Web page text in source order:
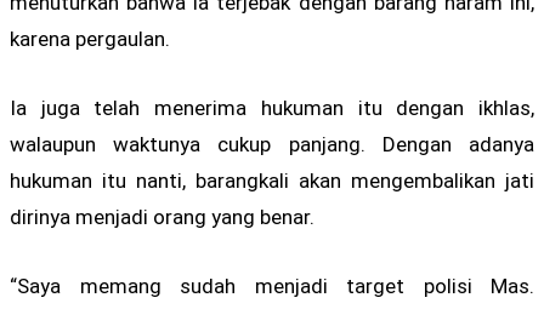
karena pergaulan.
Ia juga telah menerima hukuman itu dengan ikhlas,
walaupun waktunya cukup panjang. Dengan adanya
hukuman itu nanti, barangkali akan mengembalikan jati
dirinya menjadi orang yang benar.
“Saya memang sudah menjadi target polisi Mas.